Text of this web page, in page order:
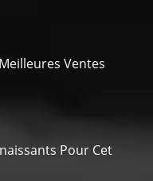
Ventes
Pour Cet